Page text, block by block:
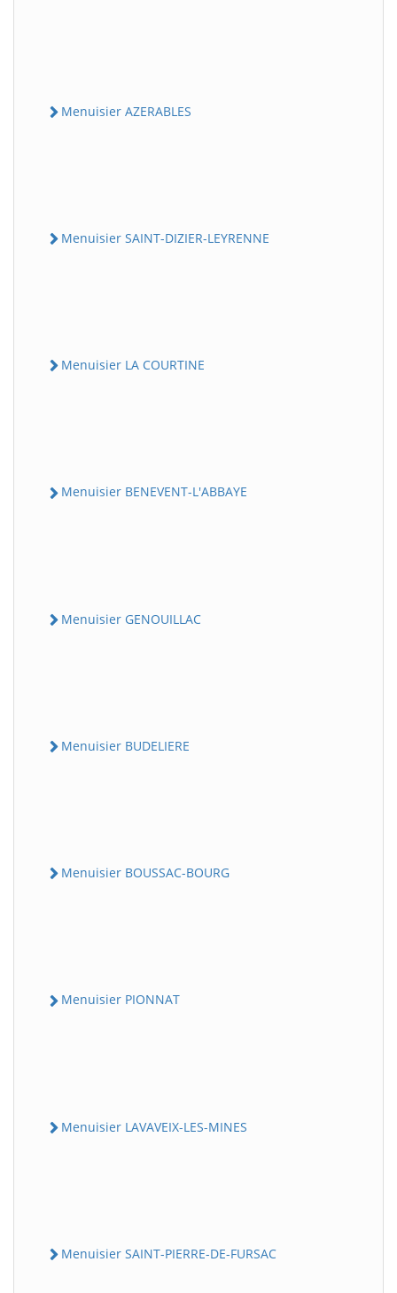
Menuisier AZERABLES
Menuisier SAINT-DIZIER-LEYRENNE
Menuisier LA COURTINE
Menuisier BENEVENT-L'ABBAYE
Menuisier GENOUILLAC
Menuisier BUDELIERE
Menuisier BOUSSAC-BOURG
Menuisier PIONNAT
Menuisier LAVAVEIX-LES-MINES
Menuisier SAINT-PIERRE-DE-FURSAC